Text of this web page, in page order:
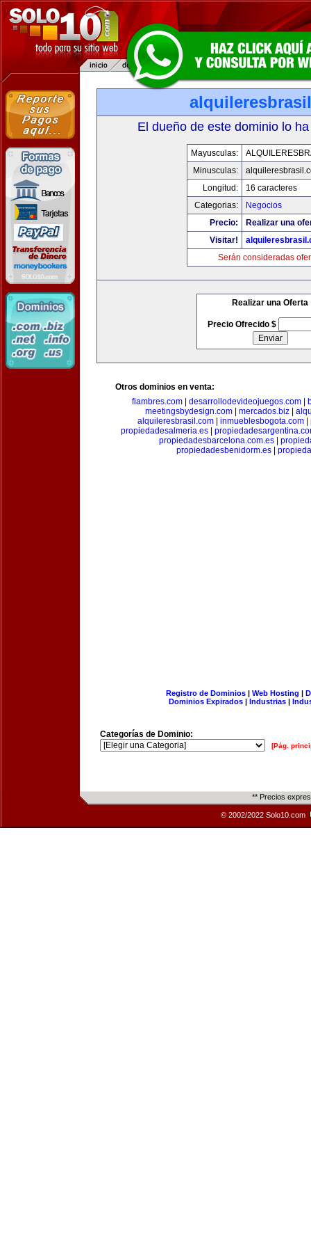
El dueño de este dominio lo
Mayusculas:
Minusculas:
Longitud:
16 caracteres
Categorias:
Negocios
Precio:
Realizar una
Visitar!
Serán consideradas
Realizar una Oferta
Precio Ofrecido $
Otros dominios en venta:
fiambres.com| desarrollodevideojuegos.com|
meetingsbydesign.com| mercados.biz|
alquileresbrasil.com| inmueblesbogota.com|
propiedadesalmeria.es
propiedadesbarcelona.com.es|
propiedadesbenidorm.es|
Registro de Dominios| Web Hosting |
Dominios Expirados | Industrias |
Categorías de Dominio:
[Pág.
** Precios
© 2002/2022 Solo10.com